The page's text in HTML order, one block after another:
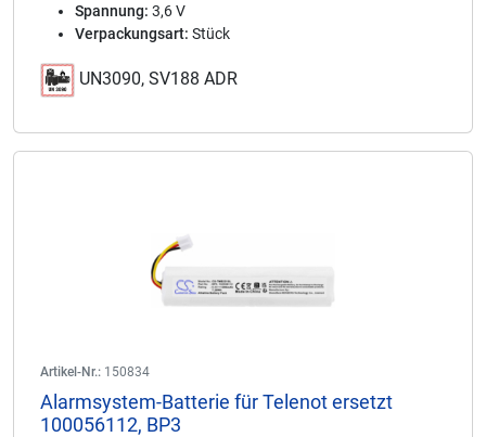
Spannung: 3,6 V
Verpackungsart: Stück
UN3090, SV188 ADR
Artikel-Nr.: 150834
Alarmsystem-Batterie für Telenot ersetzt
100056112, BP3